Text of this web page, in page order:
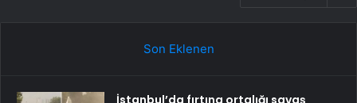
Son Eklenen
İstanbul’da fırtına ortalığı savaş